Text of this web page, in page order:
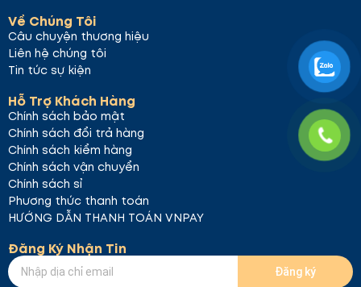
Về Chúng Tôi
Câu chuyện thương hiệu
Liên hệ chúng tôi
Tin tức sự kiện
Hỗ Trợ Khách Hàng
Chính sách bảo mật
Chính sách đổi trả hàng
Chính sách kiểm hàng
Chính sách vận chuyển
Chính sách sỉ
Phương thức thanh toán
HƯỚNG DẪN THANH TOÁN VNPAY
Đăng Ký Nhận Tin
Đăng ký